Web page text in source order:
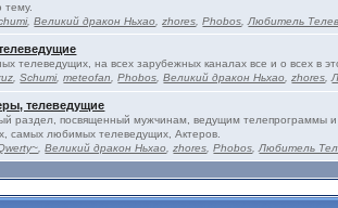
тему.
,Великий дракон Ньхао ,zhores ,Phobos ,Любитель
телеведущих, на всех зарубежных каналах все и о всех в
,Schumi,meteofan ,Phobos ,Великий дракон Ньхао ,zhores ,
телеведущие
раздел, посвященный мужчинам, ведущим телепрограммы
самых любимых телеведущих, Актеров.
,Великий дракон Ньхао ,zhores ,Phobos ,Любитель